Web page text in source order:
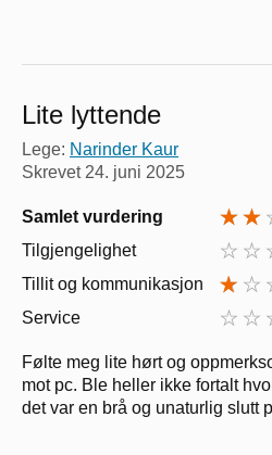
Lite lyttende
Lege: Narinder Kaur
Skrevet 24. juni 2025
Samlet vurdering
Tilgjengelighet
Tillit og kommunikasjon
Service
Følte meg lite hørt og
mot pc. Ble heller ikke fortalt
det var en brå og unaturlig slutt